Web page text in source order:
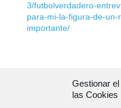
Gestionar
las Cookies
3/futbolverdadero-
para-mi-la-figura-de-
importante/